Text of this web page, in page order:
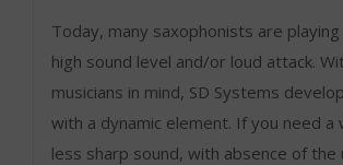
Today, many saxophonists are
high sound level and/or loud attack.
musicians in mind, SD Systems
with a dynamic element. If you need a
less sharp sound, with absence of the